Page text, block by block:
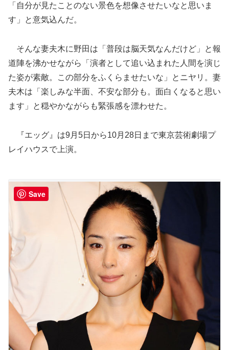
「自分が見たことのない景色を想像させたいなと思いま
す」と意気込んだ。
そんな妻夫木に野田は「普段は脳天気なんだけど」と報
道陣を沸かせながら「演者として追い込まれた人間を演じ
た姿が素敵。この部分をふくらませたいな」とニヤリ。妻
夫木は「楽しみな半面、不安な部分も。面白くなると思い
ます」と穏やかながらも緊張感を漂わせた。
『エッグ』は9月5日から10月28日まで東京芸術劇場プ
レイハウスで上演。
Save